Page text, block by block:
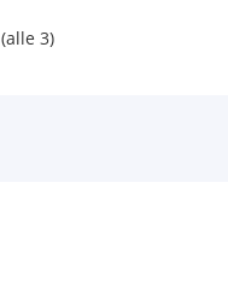
3)
eine Tankfüllung für
ein.